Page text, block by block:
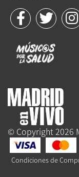
© Copyright 2026
Condiciones de